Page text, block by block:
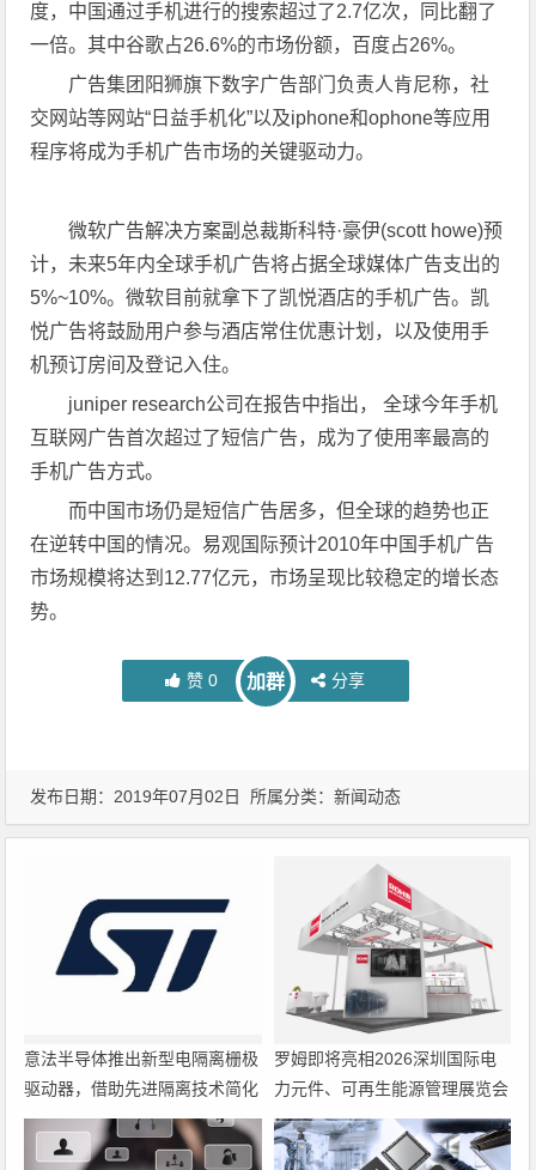
度，中国通过手机进行的搜索超过了2.7亿次，同比翻了
一倍。其中谷歌占26.6%的市场份额，百度占26%。
广告集团阳狮旗下数字广告部门负责人肯尼称，社
交网站等网站“日益手机化”以及iphone和ophone等应用
程序将成为手机广告市场的关键驱动力。
微软广告解决方案副总裁斯科特·豪伊(scott howe)预
计，未来5年内全球手机广告将占据全球媒体广告支出的
5%~10%。微软目前就拿下了凯悦酒店的手机广告。凯
悦广告将鼓励用户参与酒店常住优惠计划，以及使用手
机预订房间及登记入住。
juniper research公司在报告中指出， 全球今年手机
互联网广告首次超过了短信广告，成为了使用率最高的
手机广告方式。
而中国市场仍是短信广告居多，但全球的趋势也正
在逆转中国的情况。易观国际预计2010年中国手机广告
市场规模将达到12.77亿元，市场呈现比较稳定的增长态
势。
赞 0 加群 分享
发布日期：2019年07月02日 所属分类：新闻动态
意法半导体推出新型电隔离栅极
驱动器，借助先进隔离技术简化
电源设计
罗姆即将亮相2026深圳国际电
力元件、可再生能源管理展览会
暨研讨会